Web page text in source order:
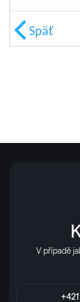
V případě